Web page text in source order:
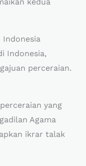
Indonesia
Indonesia,
perceraian.
yang
Agama
ikrar talak